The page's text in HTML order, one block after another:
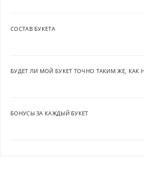
СОСТАВ БУКЕТА
БУДЕТ ЛИ МОЙ БУКЕТ ТОЧНО ТАКИМ ЖЕ, КАК
БОНУСЫ ЗА КАЖДЫЙ БУКЕТ